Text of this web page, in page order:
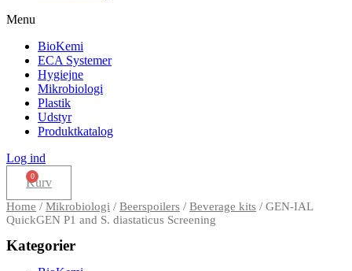
Menu
BioKemi
ECA Systemer
Hygiejne
Mikrobiologi
Plastik
Udstyr
Produktkatalog
Log ind
Kurv
Home / Mikrobiologi / Beerspoilers / Beverage kits / GEN-IAL
QuickGEN P1 and S. diastaticus Screening
Kategorier